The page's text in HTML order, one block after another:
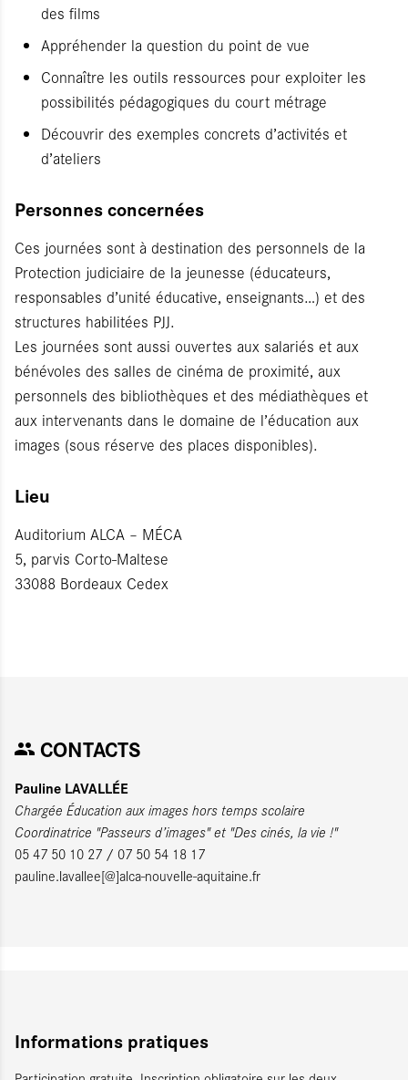
des films
Appréhender la question du point de vue
Connaître les outils ressources pour exploiter les
possibilités pédagogiques du court métrage
Découvrir des exemples concrets d’activités et
d’ateliers
Personnes concernées
Ces journées sont à destination des personnels de la
Protection judiciaire de la jeunesse (éducateurs,
responsables d’unité éducative, enseignants…) et des
structures habilitées PJJ.
Les journées sont aussi ouvertes aux salariés et aux
bénévoles des salles de cinéma de proximité, aux
personnels des bibliothèques et des médiathèques et
aux intervenants dans le domaine de l’éducation aux
images (sous réserve des places disponibles).
Lieu
Auditorium ALCA – MÉCA
5, parvis Corto-Maltese
33088 Bordeaux Cedex
CONTACTS
Pauline LAVALLÉE
Chargée Éducation aux images hors temps scolaire
Coordinatrice "Passeurs d’images" et "Des cinés, la vie !"
05 47 50 10 27 / 07 50 54 18 17
pauline.lavallee[@]alca-nouvelle-aquitaine.fr
Informations pratiques